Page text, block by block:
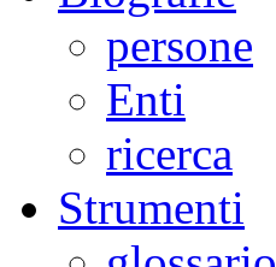
persone
Enti
ricerca
Strumenti